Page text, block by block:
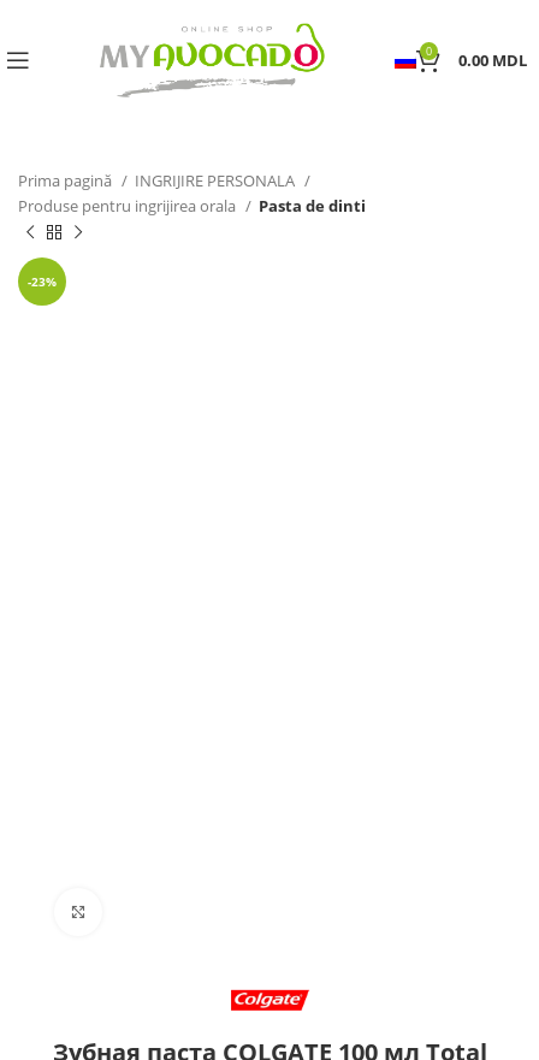
0 0.00 MDL
Prima pagină
INGRIJIRE PERSONALA
Produse pentru ingrijirea orala
Pasta de dinti
-23%
Зубная паста COLGATE 100 мл Total